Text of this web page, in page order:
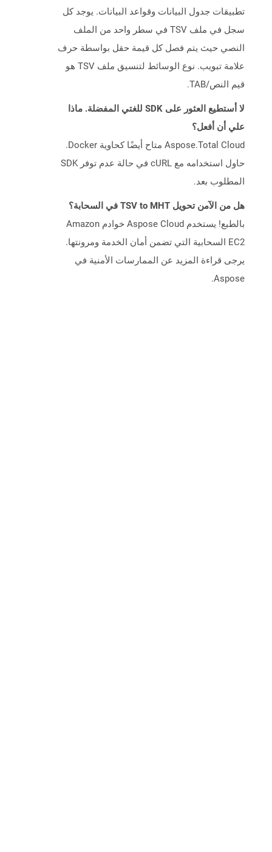
تطبيقات جدول البيانات وقواعد البيانات. يوجد كل
سجل في ملف TSV في سطر واحد من الملف
النصي حيث يتم فصل كل قيمة حقل بواسطة حرف
علامة تبويب. نوع الوسائط لتنسيق ملف TSV هو
قيم النص/TAB.
لا أستطيع العثور على SDK للغتي المفضلة. ماذا
علي أن أفعل؟
Aspose.Total Cloud متاح أيضًا كحاوية Docker.
حاول استخدامه مع cURL في حالة عدم توفر SDK
المطلوب بعد.
هل من الآمن تحويل TSV to MHT في السحابة؟
بالطبع! يستخدم Aspose Cloud خوادم Amazon
EC2 السحابية التي تضمن أمان الخدمة ومرونتها.
يرجى قراءة المزيد عن الممارسات الأمنية في
Aspose.